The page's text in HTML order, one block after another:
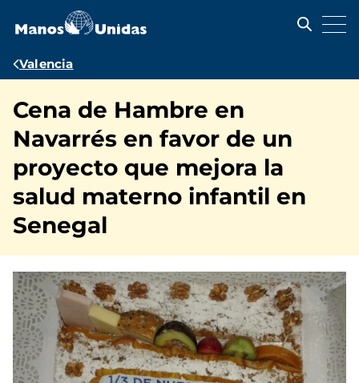
contenido
Ruta
navegación
Valencia
Cena de Hambre en
Navarrés en favor de un
proyecto que mejora la
salud materno infantil en
Senegal